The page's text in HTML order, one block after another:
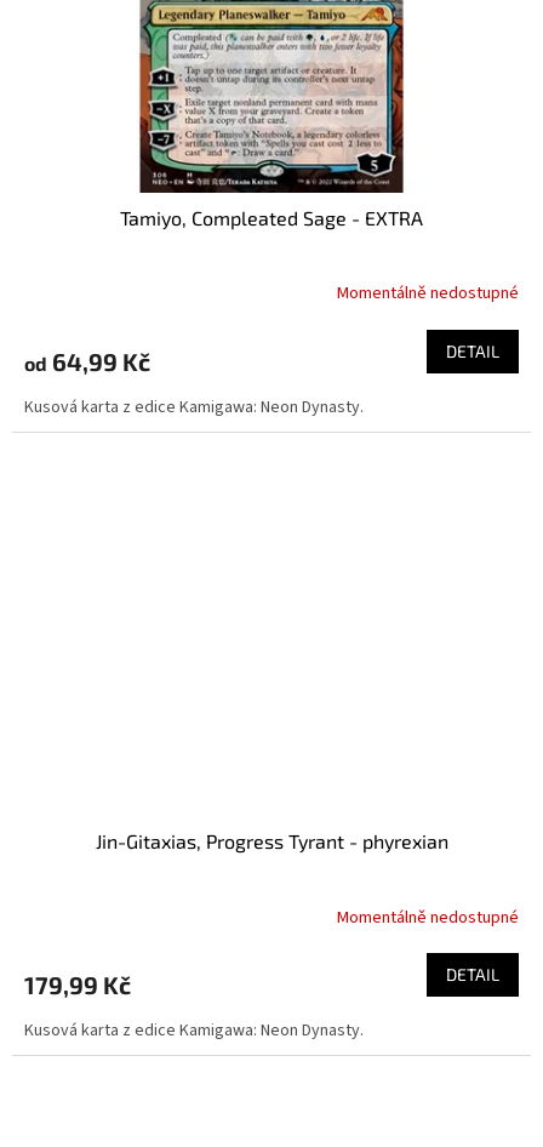
Tamiyo, Compleated Sage - EXTRA
Momentálně nedostupné
od 64,99 Kč DETAIL
Kusová karta z edice Kamigawa: Neon Dynasty.
Jin-Gitaxias, Progress Tyrant - phyrexian
Momentálně nedostupné
179,99 Kč DETAIL
Kusová karta z edice Kamigawa: Neon Dynasty.